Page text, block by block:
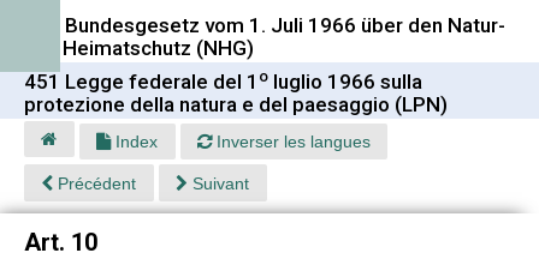
451 Bundesgesetz vom 1. Juli 1966 über den Natur-
und Heimatschutz (NHG)
451 Legge federale del 1 o luglio 1966 sulla
protezione della natura e del paesaggio (LPN)
Index Inverser les langues
Précédent Suivant
Art. 10